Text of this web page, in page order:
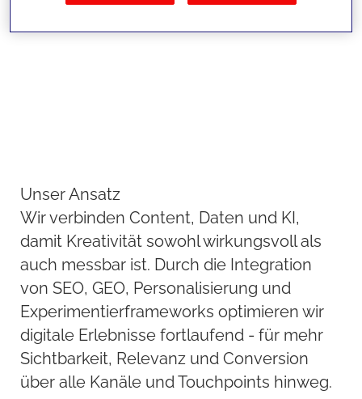
Unser Ansatz
Wir verbinden Content, Daten und KI,
damit Kreativität sowohl wirkungsvoll als
auch messbar ist. Durch die Integration
von SEO, GEO, Personalisierung und
Experimentierframeworks optimieren wir
digitale Erlebnisse fortlaufend - für mehr
Sichtbarkeit, Relevanz und Conversion
über alle Kanäle und Touchpoints hinweg.